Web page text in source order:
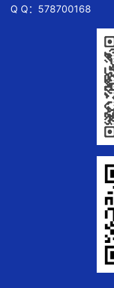
Q Q：578700168